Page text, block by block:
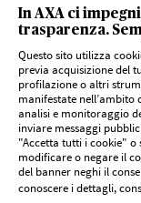
In AXA ci
trasparenza.
Questo sito utilizza
previa acquisizione del
profilazione o altri
manifestate nell’ambito
analisi e monitoraggio
inviare messaggi
"Accetta tutti i cookie" o
modificare o negare il
del banner neghi il
conoscere i dettagli,
LINK UTILI
Documenti PRIIPs
DOCUMENTI E
Siti agenzie AXA